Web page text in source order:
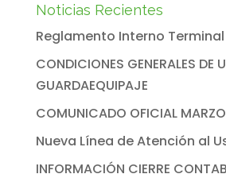
Noticias Recientes
Reglamento Interno
CONDICIONES GENERALES DE
GUARDAEQUIPAJE
COMUNICADO OFICIAL
Nueva Línea de Atención al
INFORMACIÓN CIERRE